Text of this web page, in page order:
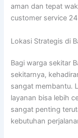
aman dan tepat
customer service
Lokasi Strategis di
Bagi warga sekitar
sekitarnya,
sangat membantu.
layanan bisa lebih
sangat penting
kebutuhan